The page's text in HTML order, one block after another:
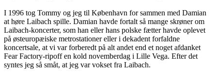
I 1996 tog Tommy og jeg til København for sammen med Damian
at høre Laibach spille. Damian havde fortalt så mange skrøner om
Laibach-koncerter, som han eller hans polske fætter havde oplevet
på østeuropæiske metrostationer eller i dekadent forfaldne
koncertsale, at vi var forberedt på alt andet end et noget afdanket
Fear Factory-ripoff en kold novemberdag i Lille Vega. Efter det
syntes jeg så småt, at jeg var vokset fra Laibach.